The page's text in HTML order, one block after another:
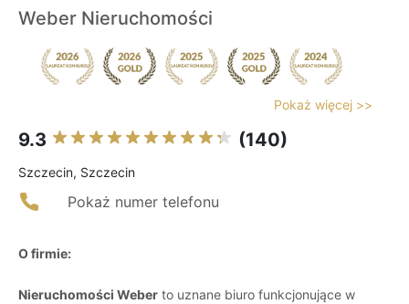
Weber Nieruchomości
Pokaż więcej >>
9.3 (140)
Szczecin, Szczecin
Pokaż numer telefonu
O firmie:
Nieruchomości Weber to uznane biuro funkcjonujące w